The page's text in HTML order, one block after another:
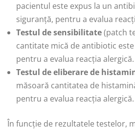
pacientul este expus la un
siguranță, pentru a evalua
Testul de sensibilitate(patch
cantitate mică de antibiotic
pentru a evalua reacția alergică.
Testul de eliberare de
măsoară cantitatea de
pentru a evalua reacția alergică.
În funcție de rezultatele testelor,